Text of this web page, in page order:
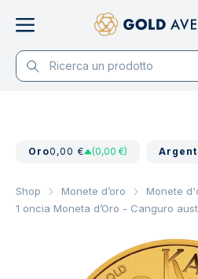
Oro0,00 € (0,00 €)
Shop Monete d’oro
Monete
1 oncia Moneta d’Oro - Canguro